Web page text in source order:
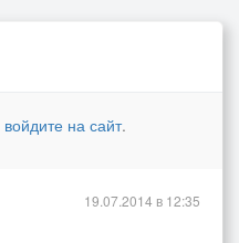
войдите на сайт.
19.07.2014 в 12:35